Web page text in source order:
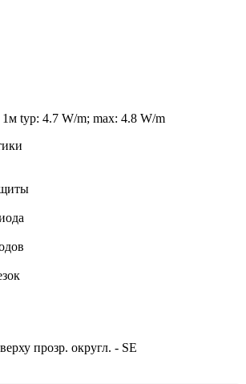
1м typ: 4.7 W/m; max: 4.8 W/m
прозр. округл. - SE